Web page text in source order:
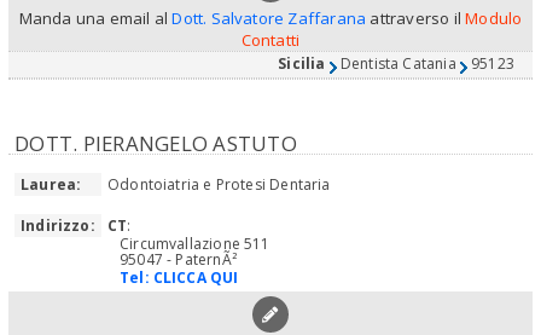
Manda una email alDott. Salvatore Zaffarana attraverso ilModulo
Contatti
Sicilia Dentista Catania 95123
DOTT. PIERANGELO ASTUTO
Laurea:
Odontoiatria e Protesi Dentaria
Indirizzo:
CT:
Circumvallazione 511
95047 - PaternÃ²
Tel: CLICCA QUI